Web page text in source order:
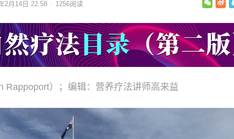
2月14日 22:58 · 1256阅读
Rappoport）；编辑：营养疗法讲师高来益